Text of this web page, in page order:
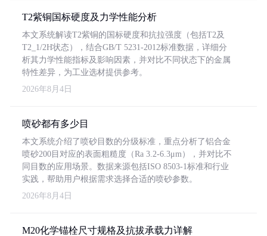
T2紫铜国标硬度及力学性能分析
本文系统解读T2紫铜的国标硬度和抗拉强度（包括T2及
T2_1/2H状态），结合GB/T 5231-2012标准数据，详细分
析其力学性能指标及影响因素，并对比不同状态下的金属
特性差异，为工业选材提供参考。
2026年8月4日
喷砂都有多少目
本文系统介绍了喷砂目数的分级标准，重点分析了铝合金
喷砂200目对应的表面粗糙度（Ra 3.2-6.3μm），并对比不
同目数的应用场景。数据来源包括ISO 8503-1标准和行业
实践，帮助用户根据需求选择合适的喷砂参数。
2026年8月4日
M20化学锚栓尺寸规格及抗拔承载力详解